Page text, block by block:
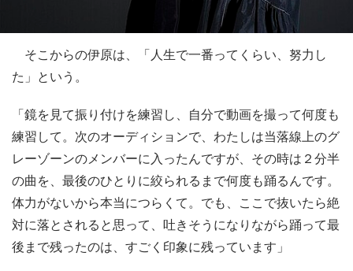
そこからの伊原は、「人生で一番ってくらい、努力し
た」という。
「鏡を見て振り付けを練習し、自分で動画を撮って何度も
練習して。次のオーディションで、わたしは当落線上のグ
レーゾーンのメンバーに入ったんですが、その時は２分半
の曲を、最後のひとりに絞られるまで何度も踊るんです。
体力がないから本当につらくて。でも、ここで抜いたら絶
対に落とされると思って、吐きそうになりながら踊って最
後まで残ったのは、すごく印象に残っています」